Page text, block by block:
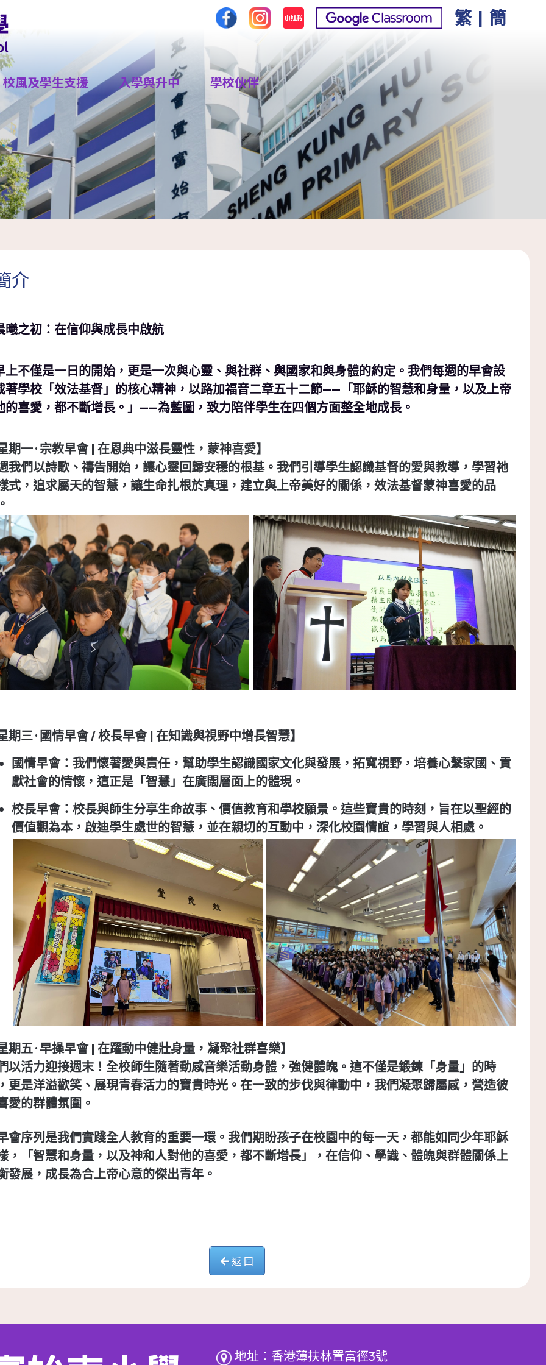
繁 | 簡
校風及學生支援 入學與升中 學校伙伴
介
曦之初：在信仰與成長中啟航
上不僅是一日的開始，更是一次與心靈、與社群、與國家和與身體的約定。我們每週的早會設
著學校「效法基督」的核心精神，以路加福音二章五十二節—— 「耶穌的智慧和身量，以及上帝
喜愛，都不斷增長。」 ——為藍圖，致力陪伴學生在四個方面整全地成長。
期一 ·宗教早會 | 在恩典中滋長靈性，蒙神喜愛】
我們以詩歌、禱告開始，讓心靈回歸安穩的根基。我們引導學生認識基督的愛與教導，學習祂
式，追求屬天的智慧，讓生命扎根於真理，建立與上帝美好的關係，效法基督蒙神喜愛的品
期三 · 國情早會 /校長早會 | 在知識與視野中增長智慧】
國情早會：我們懷著愛與責任，幫助學生認識國家文化與發展，拓寬視野，培養心繫家國、貢
獻社會的情懷，這正是「智慧」在廣闊層面上的體現。
校長早會：校長與師生分享生命故事、價值教育和學校願景。這些寶貴的時刻，旨在以聖經的
價值觀為本，啟迪學生處世的智慧，並在親切的互動中，深化校園情誼，學習與人相處。
期五 · 早操早會 | 在躍動中健壯身量，凝聚社群喜樂】
以活力迎接週末！全校師生隨著動感音樂活動身體，強健體魄。這不僅是鍛鍊「身量」的時
更是洋溢歡笑、展現青春活力的寶貴時光。在一致的步伐與律動中，我們凝聚歸屬感，營造彼
愛的群體氛圍。
會序列是我們實踐全人教育的重要一環。我們期盼孩子在校園中的每一天，都能如同少年耶穌
，
「智慧和身量，以及神和人對他的喜愛，都不斷增長」
，在信仰、學識、體魄與群體關係上
發展，成長為合上帝心意的傑出青年。
返 回
地址：香港薄扶林置富徑3號